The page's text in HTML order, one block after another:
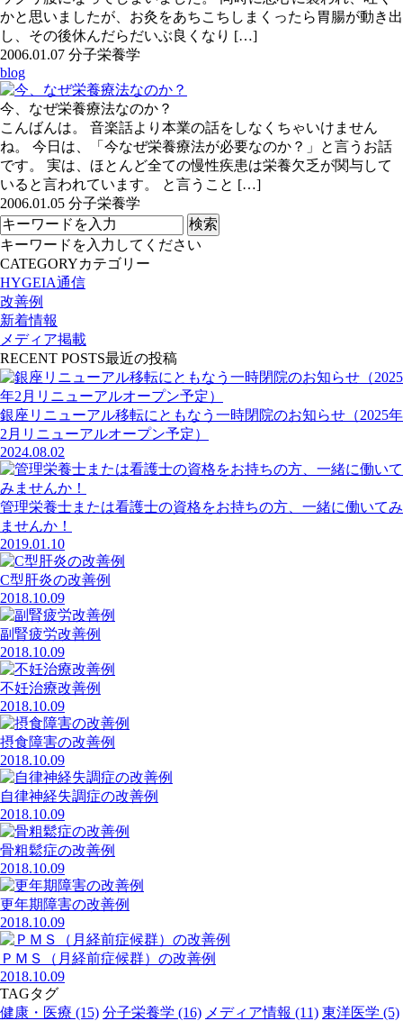
かと思いましたが、お灸をあちこちしまくったら胃腸が動き出
し、その後休んだらだいぶ良くなり […]
2006.01.07 分子栄養学
blog
今、なぜ栄養療法なのか？
こんばんは。 音楽話より本業の話をしなくちゃいけません
ね。 今日は、「今なぜ栄養療法が必要なのか？」と言うお話
です。 実は、ほとんど全ての慢性疾患は栄養欠乏が関与して
いると言われています。 と言うこと […]
2006.01.05 分子栄養学
キーワードを入力してください
CATEGORYカテゴリー
HYGEIA通信
改善例
新着情報
メディア掲載
RECENT POSTS最近の投稿
銀座リニューアル移転にともなう一時閉院のお知らせ（2025年
2月リニューアルオープン予定）
2024.08.02
管理栄養士または看護士の資格をお持ちの方、一緒に働いてみ
ませんか！
2019.01.10
C型肝炎の改善例
2018.10.09
副腎疲労改善例
2018.10.09
不妊治療改善例
2018.10.09
摂食障害の改善例
2018.10.09
自律神経失調症の改善例
2018.10.09
骨粗鬆症の改善例
2018.10.09
更年期障害の改善例
2018.10.09
ＰＭＳ（月経前症候群）の改善例
2018.10.09
TAGタグ
健康・医療 (15) 分子栄養学 (16) メディア情報 (11) 東洋医学 (5)